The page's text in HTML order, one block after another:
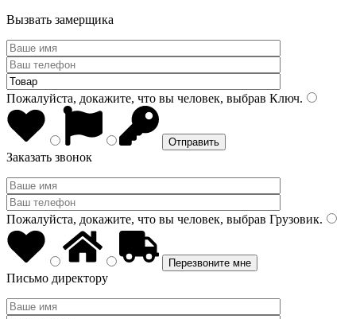
Вызвать замерщика
Пожалуйста, докажите, что вы человек, выбрав Ключ.
Заказать звонок
Пожалуйста, докажите, что вы человек, выбрав Грузовик.
Письмо директору